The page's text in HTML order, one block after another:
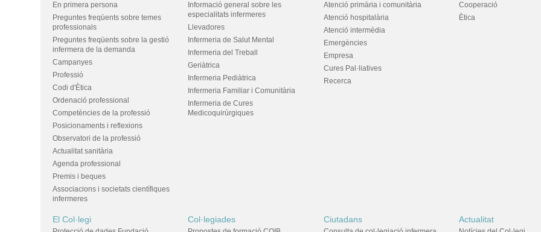
En primera persona
Preguntes freqüents sobre temes
professionals
Preguntes freqüents sobre la gestió
infermera de la demanda
Campanyes
Professió
Codi d'Ètica
Ordenació professional
Competències de la professió
Posicionaments i reflexions
Observatori de la professió
Actualitat sanitària
Agenda professional
Premis i beques
Associacions i societats científiques
infermeres
Informació general sobre les
especialitats infermeres
Llevadores
Infermeria de Salut Mental
Infermeria del Treball
Geriàtrica
Infermeria Pediàtrica
Infermeria Familiar i Comunitària
Infermeria de Cures
Medicoquirúrgiques
Atenció primària i comunitària
Atenció hospitalària
Atenció intermèdia
Emergències
Empresa
Cures Pal·liatives
Recerca
Cooperació
Ètica
El Col·legi Col·legiades Ciutadans Actualitat